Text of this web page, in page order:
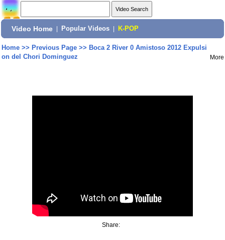
Video Home Popular Videos K-POP
Home>> Previous Page>> Boca 2 River 0 Amistoso 2012 Expulsi
on del Chori Dominguez
More
Share: